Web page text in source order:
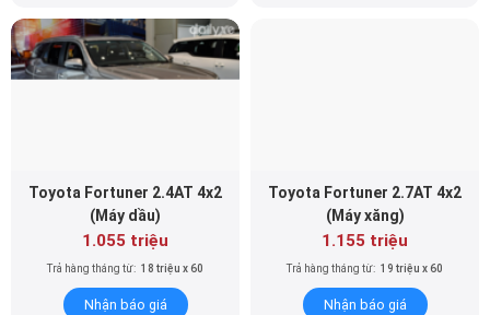
Toyota Fortuner 2.4AT 4x2
(Máy dầu)
1.055 triệu
Trả hàng tháng từ: 18 triệu x 60
Nhận báo giá
Toyota Fortuner 2.7AT 4x2
(Máy xăng)
1.155 triệu
Trả hàng tháng từ: 19 triệu x 60
Nhận báo giá